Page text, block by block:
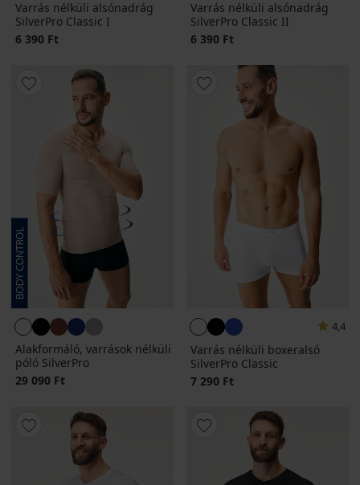
Varrás nélküli alsónadrág
SilverPro Classic I
6 390 Ft
Varrás nélküli alsónadrág
SilverPro Classic II
6 390 Ft
Alakformáló, varrások nélküli
póló SilverPro
29 090 Ft
4,4
Varrás nélküli boxeralsó
SilverPro Classic
7 290 Ft